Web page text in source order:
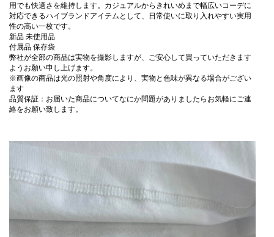
用でも快適さを維持します。カジュアルからきれいめまで幅広いコーデに
対応できるハイブランドアイテムとして、日常使いに取り入れやすい実用
性の高い一枚です。
新品 未使用品
付属品 保存袋
弊社が全部の商品は実物を撮影しますが、ご安心して買っていただきます
ようお願い申し上げます。
※画像の商品は光の照射や角度により、実物と色味が異なる場合がござい
ます
品質保証：お届いた商品についてなにか問題がありましたらお気軽にご連
絡をお願い致します。